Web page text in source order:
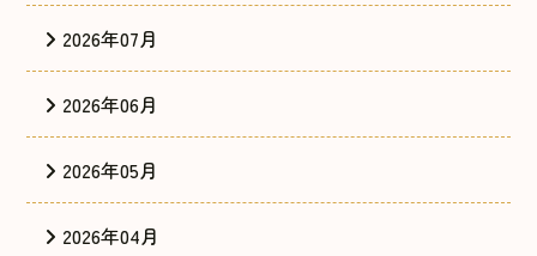
2026年07月
2026年06月
2026年05月
2026年04月